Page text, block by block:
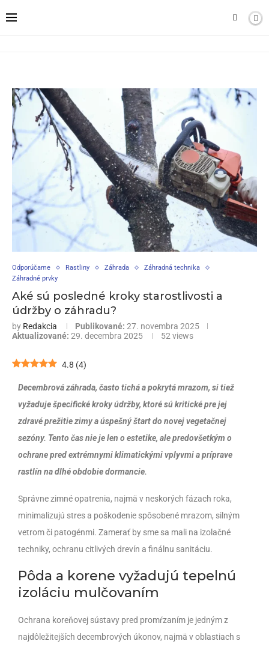
Odporúčame Rastliny Záhrada
Záhradná technika
Záhradné prvky
Aké sú posledné kroky starostlivosti a
údržby o záhradu?
by Redakcia Publikované: 27. novembra 2025
Aktualizované: 29. decembra 2025 52 views
4.8 (4)
Decembrová záhrada, často tichá a pokrytá mrazom, si tiež
vyžaduje špecifické kroky údržby, ktoré sú kritické pre jej
zdravé prežitie zimy a úspešný štart do novej vegetačnej
sezóny. Tento čas nie je len o estetike, ale predovšetkým o
ochrane pred extrémnymi klimatickými vplyvmi a príprave
rastlín na dlhé obdobie dormancie.
Správne zimné opatrenia, najmä v neskorých fázach roka,
minimalizujú stres a poškodenie spôsobené mrazom, silným
vetrom či patogénmi. Zamerať by sme sa mali na izolačné
techniky, ochranu citlivých drevín a finálnu sanitáciu.
Pôda a korene vyžadujú tepelnú
izoláciu mulčovaním
Ochrana koreňovej sústavy pred promŕzaním je jedným z
najdôležitejších decembrových úkonov, najmä v oblastiach s